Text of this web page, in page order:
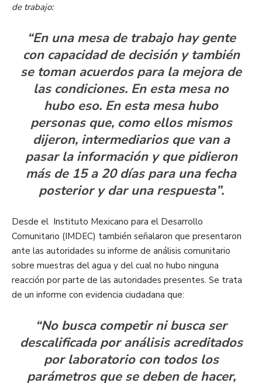
de trabajo:
“En una mesa de trabajo hay gente
con capacidad de decisión y también
se toman acuerdos para la mejora de
las condiciones. En esta mesa no
hubo eso. En esta mesa hubo
personas que, como ellos mismos
dijeron, intermediarios que van a
pasar la información y que pidieron
más de 15 a 20 días para una fecha
posterior y dar una respuesta”.
Desde el Instituto Mexicano para el Desarrollo
Comunitario (IMDEC) también señalaron que presentaron
ante las autoridades su informe de análisis comunitario
sobre muestras del agua y del cual no hubo ninguna
reacción por parte de las autoridades presentes. Se trata
de un informe con evidencia ciudadana que:
“No busca competir ni busca ser
descalificada por análisis acreditados
por laboratorio con todos los
parámetros que se deben de hacer,